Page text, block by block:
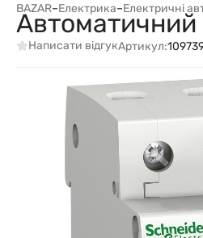
BAZAR–Електрика–Електричні
Написати відгукАртикул: